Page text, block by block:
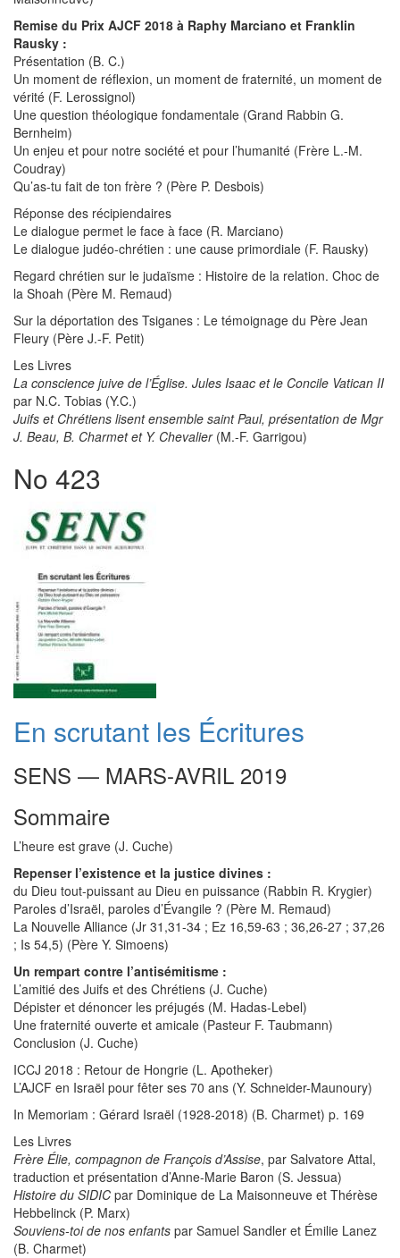
Remise du Prix AJCF 2018 à Raphy Marciano et Franklin
Rausky :
Présentation (B. C.)
Un moment de réflexion, un moment de fraternité, un moment de
vérité (F. Lerossignol)
Une question théologique fondamentale (Grand Rabbin G.
Bernheim)
Un enjeu et pour notre société et pour l’humanité (Frère L.-M.
Coudray)
Qu’as-tu fait de ton frère ? (Père P. Desbois)
Réponse des récipiendaires
Le dialogue permet le face à face (R. Marciano)
Le dialogue judéo-chrétien : une cause primordiale (F. Rausky)
Regard chrétien sur le judaïsme : Histoire de la relation. Choc de
la Shoah (Père M. Remaud)
Sur la déportation des Tsiganes : Le témoignage du Père Jean
Fleury (Père J.-F. Petit)
Les Livres
La conscience juive de l’Église. Jules Isaac et le Concile Vatican II
par N.C. Tobias (Y.C.)
Juifs et Chrétiens lisent ensemble saint Paul, présentation de Mgr
J. Beau, B. Charmet et Y. Chevalier(M.-F. Garrigou)
No 423
En scrutant les Écritures
SENS — MARS-AVRIL 2019
Sommaire
L’heure est grave (J. Cuche)
Repenser l’existence et la justice divines :
du Dieu tout-puissant au Dieu en puissance (Rabbin R. Krygier)
Paroles d’Israël, paroles d’Évangile ? (Père M. Remaud)
La Nouvelle Alliance (Jr 31,31-34 ; Ez 16,59-63 ; 36,26-27 ; 37,26
; Is 54,5) (Père Y. Simoens)
Un rempart contre l’antisémitisme :
L’amitié des Juifs et des Chrétiens (J. Cuche)
Dépister et dénoncer les préjugés (M. Hadas-Lebel)
Une fraternité ouverte et amicale (Pasteur F. Taubmann)
Conclusion (J. Cuche)
ICCJ 2018 : Retour de Hongrie (L. Apotheker)
L’AJCF en Israël pour fêter ses 70 ans (Y. Schneider-Maunoury)
In Memoriam : Gérard Israël (1928-2018) (B. Charmet) p. 169
Les Livres
Frère Élie, compagnon de François d’Assise, par Salvatore Attal,
traduction et présentation d’Anne-Marie Baron (S. Jessua)
Histoire du SIDIC par Dominique de La Maisonneuve et Thérèse
Hebbelinck (P. Marx)
Souviens-toi de nos enfants par Samuel Sandler et Émilie Lanez
(B. Charmet)